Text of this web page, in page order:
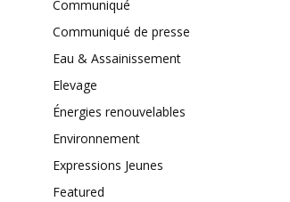
Communiqué
Communiqué de presse
Eau & Assainissement
Elevage
Énergies renouvelables
Environnement
Expressions Jeunes
Featured